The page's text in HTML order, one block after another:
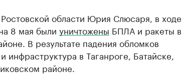
области Юрия Слюсаря, в ходе
8 мая были уничтожены БПЛА и ракеты в
В результате падения обломков
в Таганроге, Батайске,
районе.